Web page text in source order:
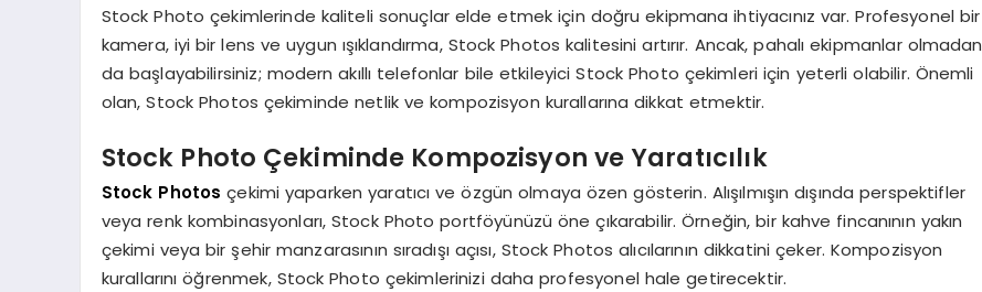
Stock Photo çekimlerinde kaliteli sonuçlar elde etmek için doğru ekipmana ihtiyacınız var. Profesyonel bir
kamera, iyi bir lens ve uygun ışıklandırma, Stock Photos kalitesini artırır. Ancak, pahalı ekipmanlar olmadan
da başlayabilirsiniz; modern akıllı telefonlar bile etkileyici Stock Photo çekimleri için yeterli olabilir. Önemli
olan, Stock Photos çekiminde netlik ve kompozisyon kurallarına dikkat etmektir.
Stock Photo Çekiminde Kompozisyon ve Yaratıcılık
Stock Photos çekimi yaparken yaratıcı ve özgün olmaya özen gösterin. Alışılmışın dışında perspektifler
veya renk kombinasyonları, Stock Photo portföyünüzü öne çıkarabilir. Örneğin, bir kahve fincanının yakın
çekimi veya bir şehir manzarasının sıradışı açısı, Stock Photos alıcılarının dikkatini çeker. Kompozisyon
kurallarını öğrenmek, Stock Photo çekimlerinizi daha profesyonel hale getirecektir.